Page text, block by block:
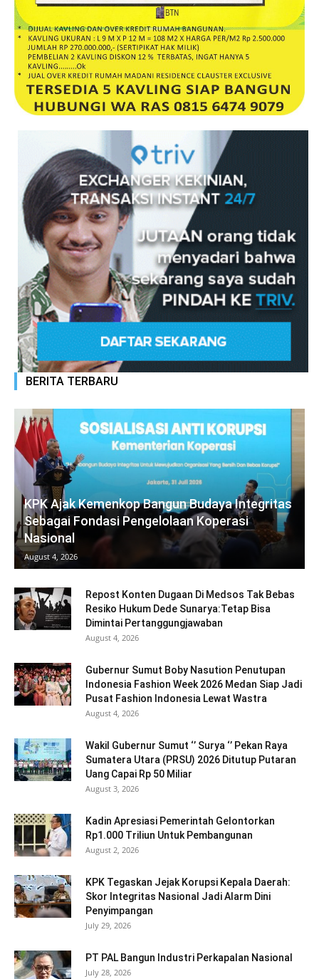
BERITA TERBARU
KPK Ajak Kemenkop Bangun Budaya Integritas
Sebagai Fondasi Pengelolaan Koperasi
Nasional
August 4, 2026
Repost Konten Dugaan Di Medsos Tak Bebas
Resiko Hukum Dede Sunarya:Tetap Bisa
Dimintai Pertanggungjawaban
August 4, 2026
Gubernur Sumut Boby Nasution Penutupan
Indonesia Fashion Week 2026 Medan Siap Jadi
Pusat Fashion Indonesia Lewat Wastra
August 4, 2026
Wakil Gubernur Sumut ‘’ Surya ‘’ Pekan Raya
Sumatera Utara (PRSU) 2026 Ditutup Putaran
Uang Capai Rp 50 Miliar
August 3, 2026
Kadin Apresiasi Pemerintah Gelontorkan
Rp1.000 Triliun Untuk Pembangunan
August 2, 2026
KPK Tegaskan Jejak Korupsi Kepala Daerah:
Skor Integritas Nasional Jadi Alarm Dini
Penyimpangan
July 29, 2026
PT PAL Bangun Industri Perkapalan Nasional
July 28, 2026